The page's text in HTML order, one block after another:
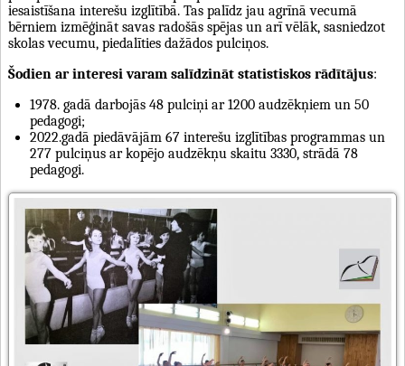
iesaistīšana interešu izglītībā. Tas palīdz jau agrīnā vecumā
bērniem izmēģināt savas radošās spējas un arī vēlāk, sasniedzot
skolas vecumu, piedalīties dažādos pulciņos.
Šodien ar interesi varam salīdzināt statistiskos rādītājus:
1978. gadā darbojās 48 pulciņi ar 1200 audzēkņiem un 50
pedagogi;
2022.gadā piedāvājām 67 interešu izglītības programmas un
277 pulciņus ar kopējo audzēkņu skaitu 3330, strādā 78
pedagogi.